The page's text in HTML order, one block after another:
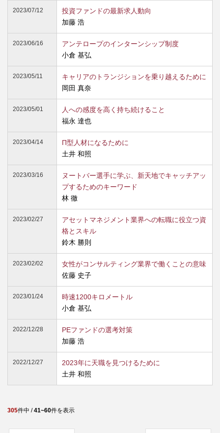
2023/07/12
投資ファンドの最新求人動向
加藤 浩
2023/06/16
アンテロープのインターンシップ制度
小倉 基弘
2023/05/11
キャリアのトランジションを乗り越えるために
岡田 真奈
2023/05/01
人への感度を高く持ち続けること
福永 達也
2023/04/14
Π型人材になるために
土井 和照
2023/03/16
ヌートバー選手に学ぶ、新天地でキャッチアッ
プするためのキーワード
林 徹
2023/02/27
アセットマネジメント業界への転職に役立つ資
格とスキル
鈴木 勝則
2023/02/02
女性がコンサルティング業界で働くことの意味
佐藤 史子
2023/01/24
時速1200キロメートル
小倉 基弘
2022/12/28
PEファンドの選考対策
加藤 浩
2022/12/27
2023年に天職を見つけるために
土井 和照
305件中 /41~60件を表示